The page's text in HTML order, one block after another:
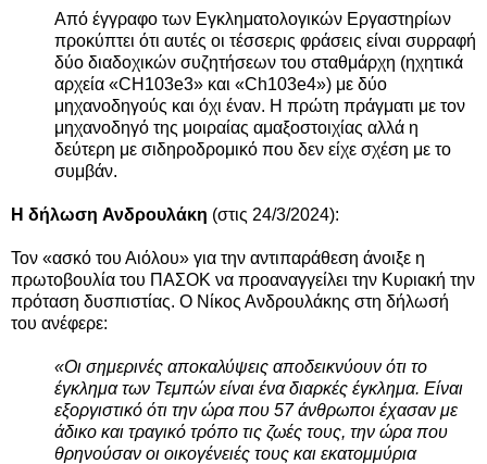
Από έγγραφο των Εγκληματολογικών Εργαστηρίων
προκύπτει ότι αυτές οι τέσσερις φράσεις είναι συρραφή
δύο διαδοχικών συζητήσεων του σταθμάρχη (ηχητικά
αρχεία «CH103e3» και «Ch103e4») με δύο
μηχανοδηγούς και όχι έναν. Η πρώτη πράγματι με τον
μηχανοδηγό της μοιραίας αμαξοστοιχίας αλλά η
δεύτερη με σιδηροδρομικό που δεν είχε σχέση με το
συμβάν.
Η δήλωση Ανδρουλάκη (στις 24/3/2024):
Τον «ασκό του Αιόλου» για την αντιπαράθεση άνοιξε η
πρωτοβουλία του ΠΑΣΟΚ να προαναγγείλει την Κυριακή την
πρόταση δυσπιστίας. Ο Νίκος Ανδρουλάκης στη δήλωσή
του ανέφερε:
«Οι σημερινές αποκαλύψεις αποδεικνύουν ότι το
έγκλημα των Τεμπών είναι ένα διαρκές έγκλημα. Είναι
εξοργιστικό ότι την ώρα που 57 άνθρωποι έχασαν με
άδικο και τραγικό τρόπο τις ζωές τους, την ώρα που
θρηνούσαν οι οικογένειές τους και εκατομμύρια